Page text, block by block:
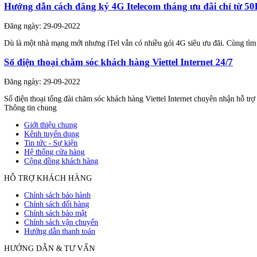
Hướng dẫn cách đăng ký 4G Itelecom tháng ưu đãi chỉ từ
Đăng ngày: 29-09-2022
Dù là một nhà mạng mới nhưng iTel vẫn có nhiều gói 4G siêu ưu đãi. Cùng
Số điện thoại chăm sóc khách hàng Viettel Internet 24/7
Đăng ngày: 29-09-2022
Số điện thoại tổng đài chăm sóc khách hàng Viettel Internet chuyên nhận hỗ
Thông tin chung
Giới thiệu chung
Kênh tuyển dụng
Tin tức - Sự kiện
Hệ thống cửa hàng
Cộng đồng khách hàng
HỖ TRỢ KHÁCH HÀNG
Chính sách bảo hành
Chính sách đổi hàng
Chính sách bảo mật
Chính sách vận chuyển
Hướng dẫn thanh toán
HƯỚNG DẪN & TƯ VẤN